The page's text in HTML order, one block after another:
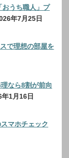
おうち職人」プ
年7月25日
で理想の部屋を
なら8割が前向
1月16日
マホチェック